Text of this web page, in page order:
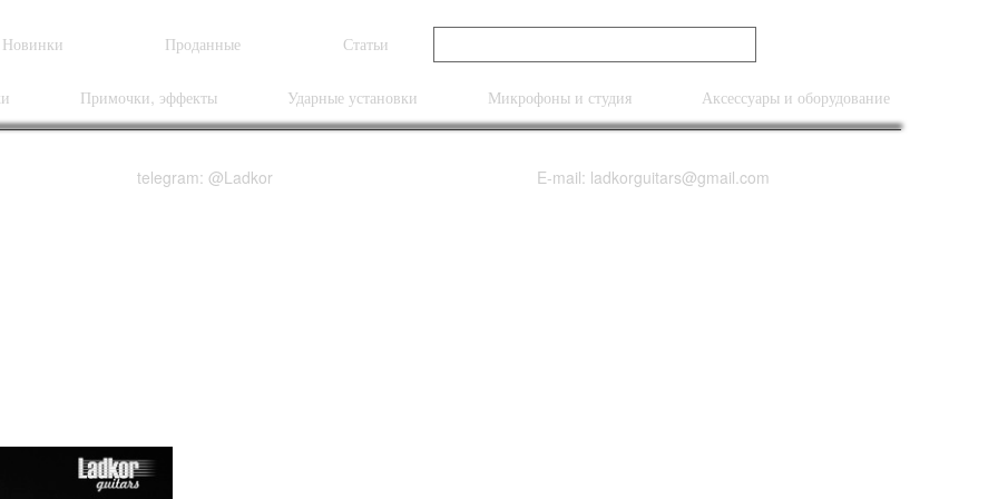
Новинки Проданные Статьи
Примочки, эффекты Ударные установки Микрофоны и студия Аксессуары и оборудование
telegram: @Ladkor E-mail: ladkorguitars@gmail.com